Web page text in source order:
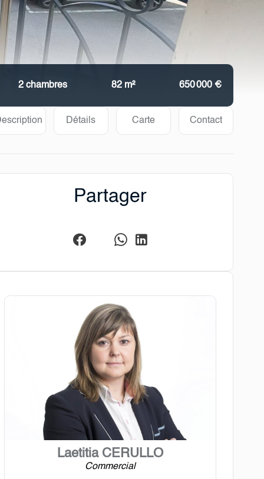
2 chambres 82 m² 650 000 €
Détails Carte Contact
Partager
Laetitia CERULLO
Commercial